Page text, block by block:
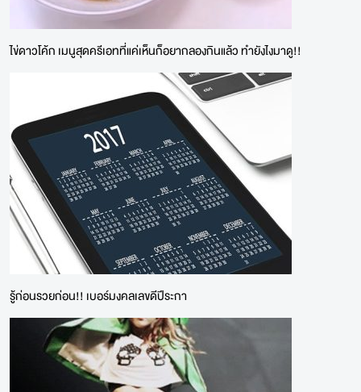
ไข่ดาวโค้ก เมนูสุดครีเอทที่แค่เห็นก็อยากลองกินแล้ว ทำยังไงมาดู!!
รู้ก่อนรวยก่อน!! เบอร์มงคลเลขดีปีระกา